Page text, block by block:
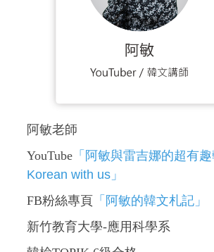
阿敏老師
YouTube 「 阿敏與雷吉娜的超有
Korean with us」
FB粉絲專頁 「阿敏的韓文札記」
新竹教育大學-應用科學系